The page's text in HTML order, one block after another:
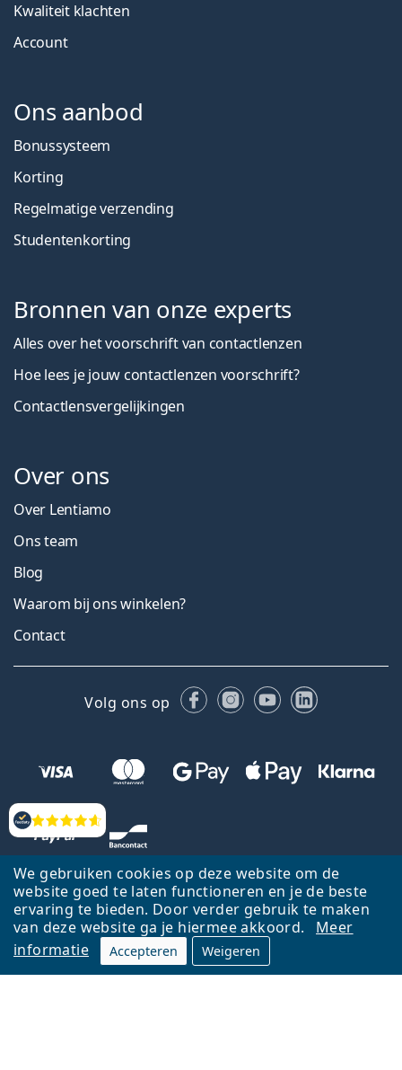
We gebruiken cookies op deze website om de
website goed te laten functioneren en je de beste
ervaring te bieden. Door verder gebruik te maken
van deze website ga je hiermee akkoord.
Meer
informatie
Accepteren Weigeren
Beoordelingen
Kwaliteit klachten
Account
Ons aanbod
Bonussysteem
Korting
Regelmatige verzending
Studentenkorting
Bronnen van onze experts
Alles over het voorschrift van contactlenzen
Hoe lees je jouw contactlenzen voorschrift?
Contactlensvergelijkingen
Over ons
Over Lentiamo
Ons team
Blog
Waarom bij ons winkelen?
Contact
Volg ons op FacebookInstagram
YouTubeLinkedIn
Terug naar de homepagina Ga omhoog